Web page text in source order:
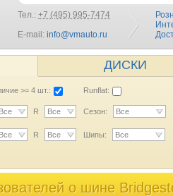
Тел.: +7 (495) 995-7474
E-mail: info@vmauto.ru
ДИСКИ
>= 4 шт.: Runflat:
Все R Все Сезон: Все
Все R Все Шипы: Все
o шине